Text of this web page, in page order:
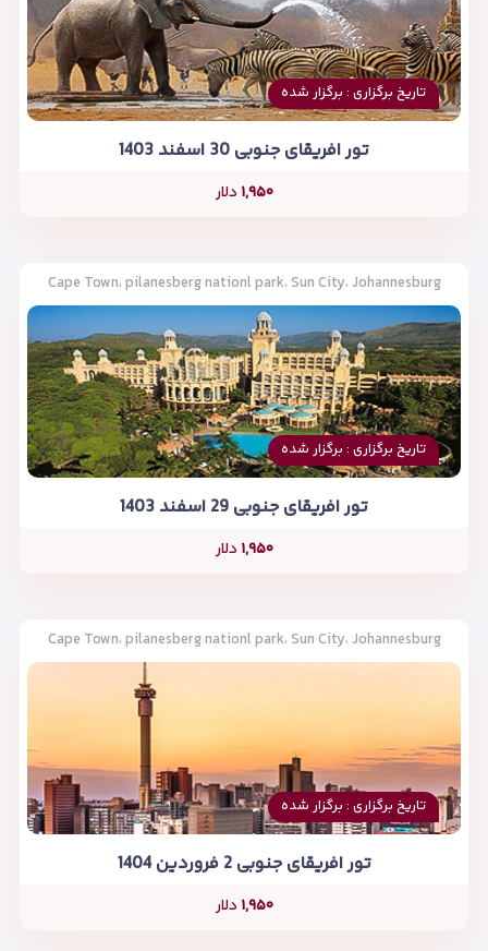
تاریخ برگزاری : برگزار شده
تور افریقای جنوبی 30 اسفند 1403
۱,۹۵۰ دلار
Cape Town، pilanesberg nationl park، Sun City، Johannesburg
تاریخ برگزاری : برگزار شده
تور افریقای جنوبی 29 اسفند 1403
۱,۹۵۰ دلار
Cape Town، pilanesberg nationl park، Sun City، Johannesburg
تاریخ برگزاری : برگزار شده
تور افریقای جنوبی 2 فروردین 1404
۱,۹۵۰ دلار